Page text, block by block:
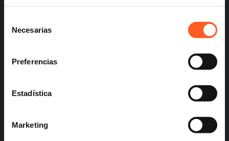
Necesarias
Preferencias
Estadística
Marketing
– Privacy